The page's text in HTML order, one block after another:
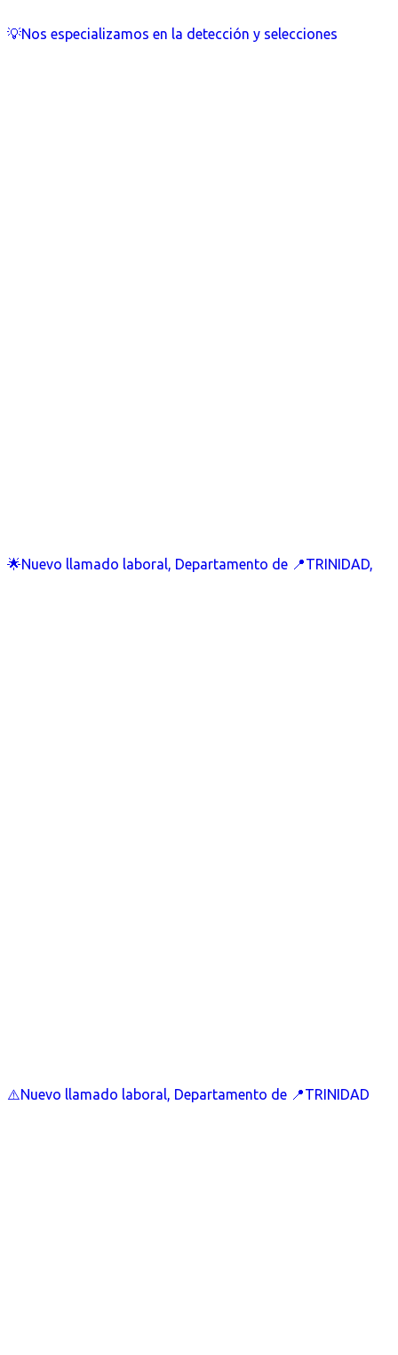
💡Nos especializamos en la detección y selecciones
🌟Nuevo llamado laboral, Departamento de 📍TRINIDAD,
⚠️Nuevo llamado laboral, Departamento de 📍TRINIDAD